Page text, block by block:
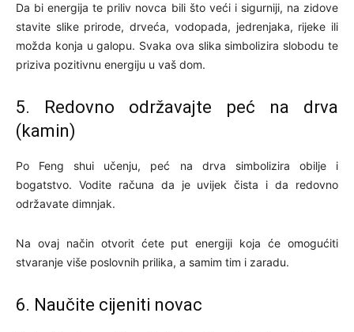
Da bi energija te priliv novca bili što veći i sigurniji, na zidove
stavite slike prirode, drveća, vodopada, jedrenjaka, rijeke ili
možda konja u galopu. Svaka ova slika simbolizira slobodu te
priziva pozitivnu energiju u vaš dom.
5. Redovno održavajte peć na drva
(kamin)
Po Feng shui učenju, peć na drva simbolizira obilje i
bogatstvo. Vodite računa da je uvijek čista i da redovno
održavate dimnjak.
Na ovaj način otvorit ćete put energiji koja će omogućiti
stvaranje više poslovnih prilika, a samim tim i zaradu.
6. Naučite cijeniti novac